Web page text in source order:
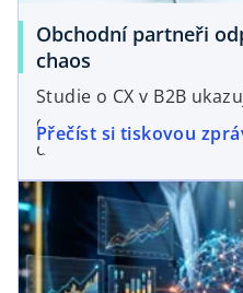
Obchodní partneři
chaos
Studie o CX v B2B
digitalizovat je vyšší
dotáhnout.
Přečíst si tiskovou